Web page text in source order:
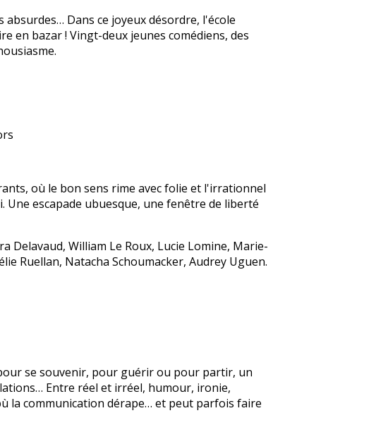
absurdes… Dans ce joyeux désordre, l'école
en bazar ! Vingt-deux jeunes comédiens, des
où le bon sens rime avec folie et l'irrationnel
Une escapade ubuesque, une fenêtre de liberté
Delavaud, William Le Roux, Lucie Lomine, Marie-
Ruellan, Natacha Schoumacker, Audrey Uguen.
se souvenir, pour guérir ou pour partir, un
Entre réel et irréel, humour, ironie,
la communication dérape… et peut parfois faire